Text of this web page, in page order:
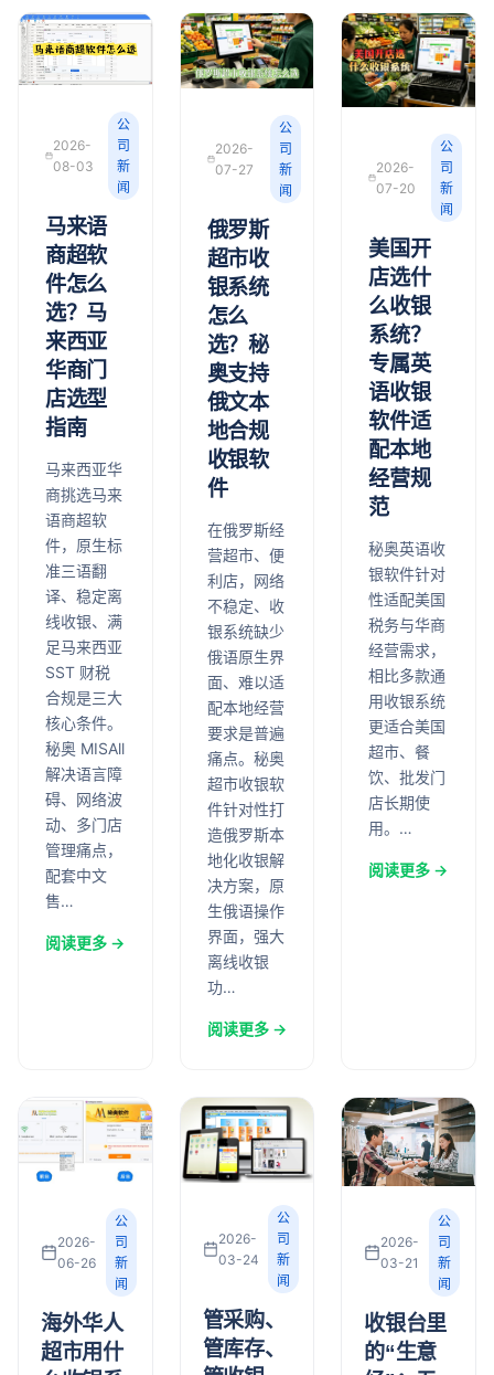
2026-
08-03
公
司
新
闻
马来语
商超软
件怎么
选？马
来西亚
华商门
店选型
指南
马来西亚华
商挑选马来
语商超软
件，原生标
准三语翻
译、稳定离
线收银、满
足马来西亚
SST 财税
合规是三大
核心条件。
秘奥 MISAll
解决语言障
碍、网络波
动、多门店
管理痛点，
配套中文
售…
阅读更多 →
2026-
07-27
公
司
新
闻
俄罗斯
超市收
银系统
怎么
选？秘
奥支持
俄文本
地合规
收银软
件
在俄罗斯经
营超市、便
利店，网络
不稳定、收
银系统缺少
俄语原生界
面、难以适
配本地经营
要求是普遍
痛点。秘奥
超市收银软
件针对性打
造俄罗斯本
地化收银解
决方案，原
生俄语操作
界面，强大
离线收银
功…
阅读更多 →
2026-
07-20
公
司
新
闻
美国开
店选什
么收银
系统？
专属英
语收银
软件适
配本地
经营规
范
秘奥英语收
银软件针对
性适配美国
税务与华商
经营需求，
相比多款通
用收银系统
更适合美国
超市、餐
饮、批发门
店长期使
用。…
阅读更多 →
2026-
06-26
公
司
新
闻
海外华人
超市用什
2026-
03-24
公
司
新
闻
管采购、
管库存、
2026-
03-21
公
司
新
闻
收银台里
的“生意